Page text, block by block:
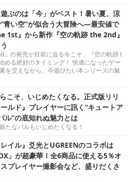
遊ぶのは「今」がベスト！暑い夏、涼
青い空”が似合う大冒険へ―最安値で
1st』から新作『空の軌跡 the 2nd』
』の発売が目前に迫る今こそ、『空の軌跡 t
める絶好のタイミング！ 快適になったゲー
を交えながら、今遊びたい本シリーズの魅
こそ、いじめたくなる。正式版リリ
ルド』プレイヤーに訊く“キュートア
ル”の底知れぬ魅力とは
たなパルもいじめたくなる！
レイル』爻光とUGREENのコラボは
」が超豪華！全6商品に使える5％オ
プレイヤー撮影会など、盛りだくさ